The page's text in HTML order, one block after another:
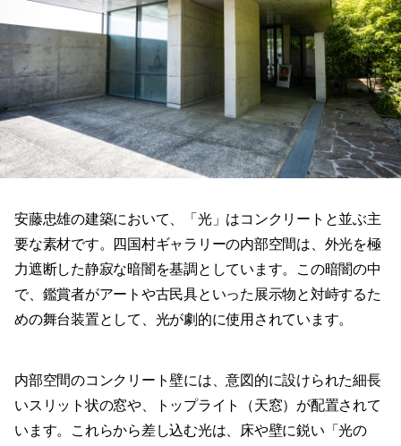
安藤忠雄の建築において、「光」はコンクリートと並ぶ主
要な素材です。四国村ギャラリーの内部空間は、外光を極
力遮断した静寂な暗闇を基調としています。この暗闇の中
で、鑑賞者がアートや古民具といった展示物と対峙するた
めの舞台装置として、光が劇的に使用されています。
内部空間のコンクリート壁には、意図的に設けられた細長
いスリット状の窓や、トップライト（天窓）が配置されて
います。これらから差し込む光は、床や壁に鋭い「光の